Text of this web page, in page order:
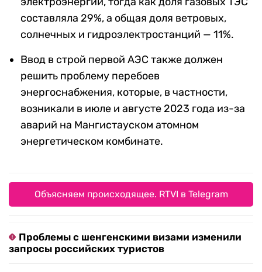
составляла 29%, а общая доля ветровых,
солнечных и гидроэлектростанций — 11%.
Ввод в строй первой АЭС также должен
решить проблему перебоев
энергоснабжения, которые, в частности,
возникали в июле и августе 2023 года из-за
аварий на Мангистауском атомном
энергетическом комбинате.
Объясняем происходящее. RTVI в Telegram
Проблемы с шенгенскими визами изменили
запросы российских туристов